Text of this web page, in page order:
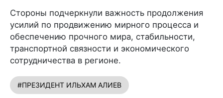
Стороны подчеркнули важность продолжения
усилий по продвижению мирного процесса и
обеспечению прочного мира, стабильности,
транспортной связности и экономического
сотрудничества в регионе.
#ПРЕЗИДЕНТ ИЛЬХАМ АЛИЕВ